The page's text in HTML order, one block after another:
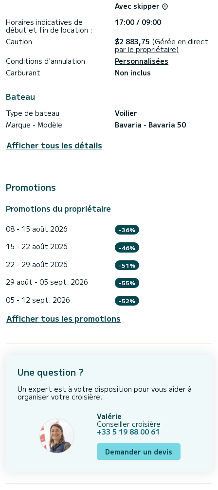
N'hésitez pas à nous contacter pour toute demande devis,
vous serez accompagné par un expert SamBoat dans votre
Avec skipper
Horaires indicatives de
début et fin de location :
17:00 / 09:00
Caution
$2 883,75 (Gérée en direct
par le propriétaire)
Conditions d'annulation
Personnalisées
Carburant
Non inclus
Bateau
Type de bateau
Voilier
Marque - Modèle
Bavaria - Bavaria 50
Afficher tous les détails
Promotions
Promotions du propriétaire
08 - 15 août 2026 -36%
15 - 22 août 2026 -46%
22 - 29 août 2026 -51%
29 août - 05 sept. 2026 -55%
05 - 12 sept. 2026 -52%
Afficher tous les promotions
Une question ?
Un expert est à votre disposition pour vous aider à
organiser votre croisière.
Valérie
Conseiller croisière
+33 5 19 88 00 61
Demander un devis